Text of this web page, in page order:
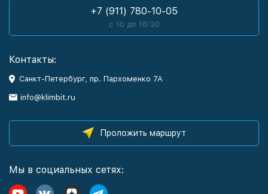
+7 (911) 780-10-05
с 10 до 16:30
Контакты:
Санкт-Петербург, пр. Пархоменко 7А
info@klimbit.ru
Проложить маршрут
Мы в социальных сетях: